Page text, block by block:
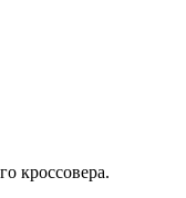
кроссовера.